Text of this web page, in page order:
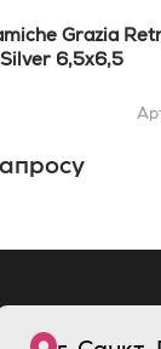
Grazia
6,5x6,5